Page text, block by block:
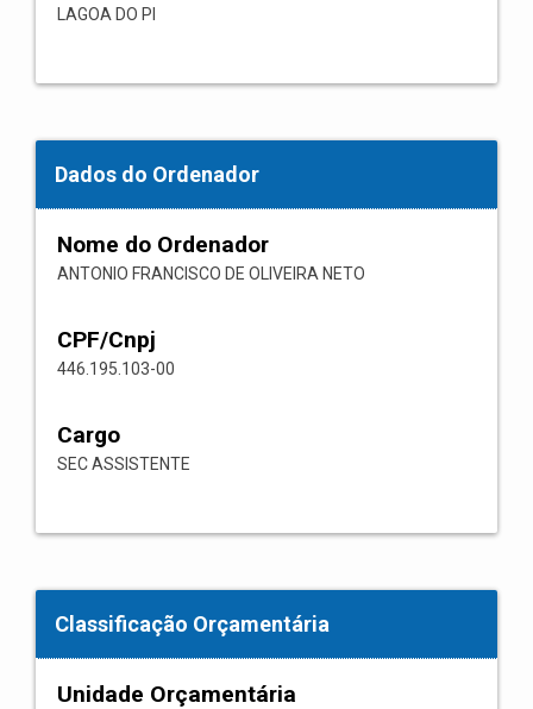
LAGOA DO PI
Dados do Ordenador
Nome do Ordenador
ANTONIO FRANCISCO DE OLIVEIRA NETO
CPF/Cnpj
446.195.103-00
Cargo
SEC ASSISTENTE
Classificação Orçamentária
Unidade Orçamentária